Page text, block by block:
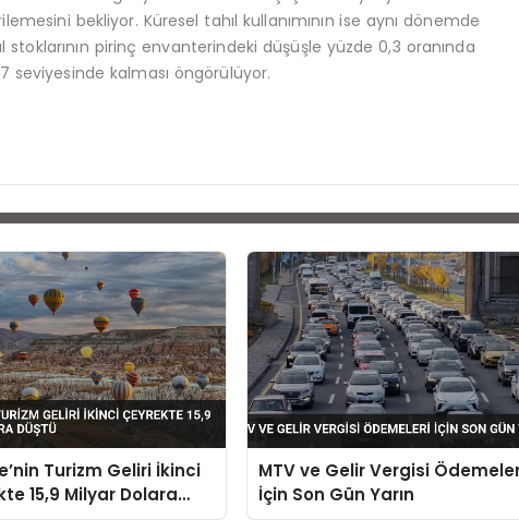
bekliyor. Küresel tahıl kullanımının ise aynı dönemde
pirinç envanterindeki düşüşle yüzde 0,3 oranında
seviyesinde kalması öngörülüyor.
Turizm Geliri İkinci
15,9 Milyar Dolara
MTV ve Gelir Vergisi
İçin Son Gün Yarın